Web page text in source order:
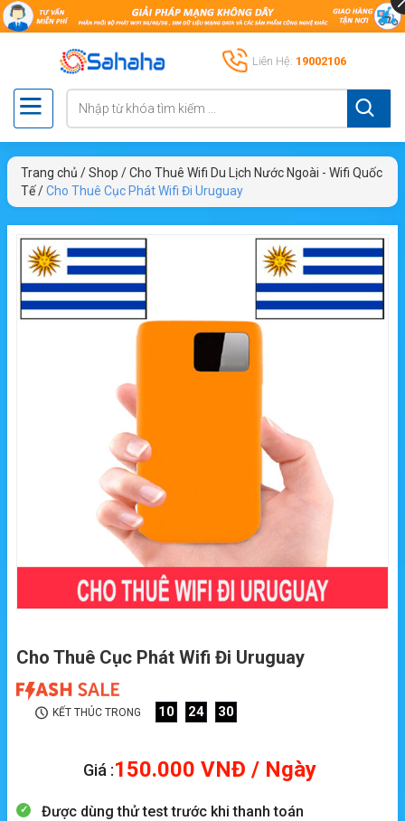
Liên Hệ: 19002106
Trang chủ /Shop /Cho Thuê Wifi Du Lịch Nước Ngoài - Wifi Quốc
Tế/Cho Thuê Cục Phát Wifi Đi Uruguay
Cho Thuê Cục Phát Wifi Đi Uruguay
KẾT THÚC TRONG 10 24 30
Giá :150.000 VNĐ / Ngày
Được dùng thử test trước khi thanh toán